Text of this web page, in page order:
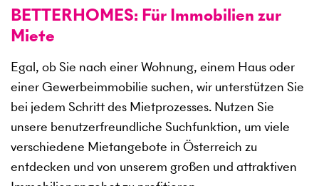
BETTERHOMES: Für Immobilien zur
Miete
Egal, ob Sie nach einer Wohnung, einem Haus oder
einer Gewerbeimmobilie suchen, wir unterstützen Sie
bei jedem Schritt des Mietprozesses. Nutzen Sie
unsere benutzerfreundliche Suchfunktion, um viele
verschiedene Mietangebote in Österreich zu
entdecken und von unserem großen und attraktiven